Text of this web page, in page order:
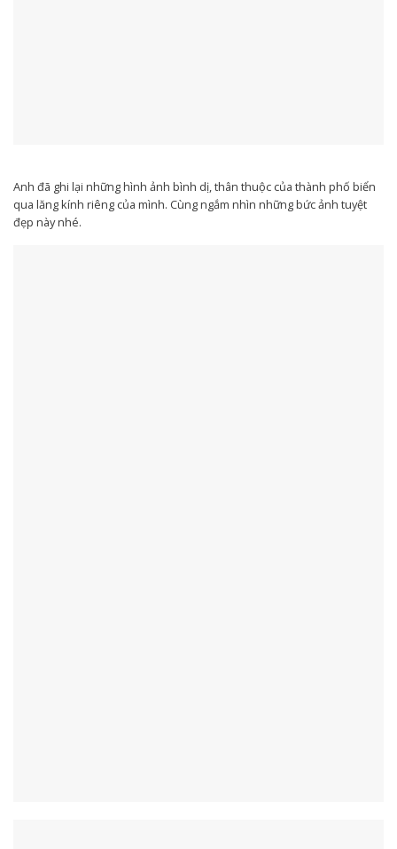
Anh đã ghi lại những hình ảnh bình dị, thân thuộc của thành phố biển
qua lăng kính riêng của mình. Cùng ngắm nhìn những bức ảnh tuyệt
đẹp này nhé.